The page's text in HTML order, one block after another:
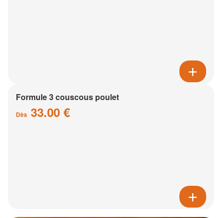
Formule 3 couscous poulet
Dès 33.00 €